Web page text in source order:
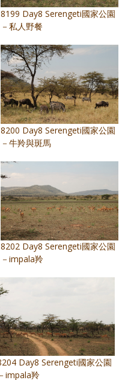
8199 Day8 Serengeti國家公園
－私人野餐
8200 Day8 Serengeti國家公園
－牛羚與斑馬
8202 Day8 Serengeti國家公園
－impala羚
8204 Day8 Serengeti國家公園
－impala羚